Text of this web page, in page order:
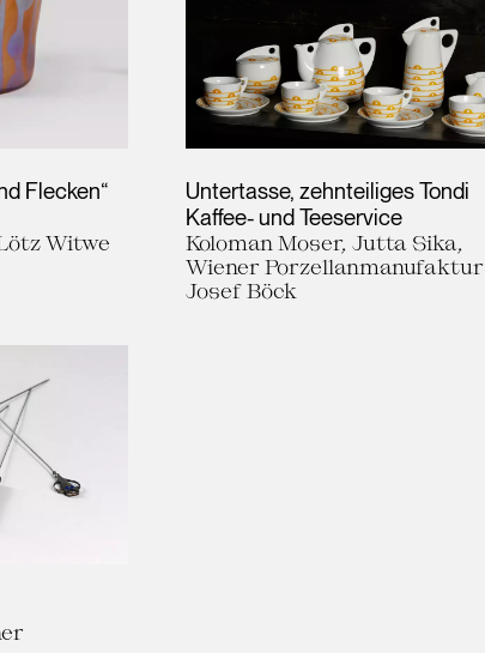
Flecken“
Witwe
Untertasse, zehnteiliges Tondi
Kaffee- und Teeservice
Koloman Moser, Jutta Sika,
Wiener Porzellanmanufaktur
Josef Böck